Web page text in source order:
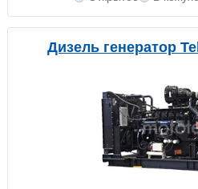
Дизель генератор